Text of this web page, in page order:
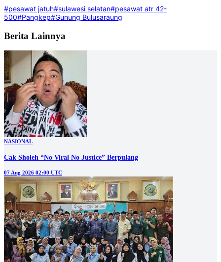
#pesawat jatuh#sulawesi selatan#pesawat atr 42-
500#Pangkep#Gunung Bulusaraung
Berita Lainnya
NASIONAL
Cak Sholeh “No Viral No Justice” Berpulang
07 Aug 2026 02:00 UTC